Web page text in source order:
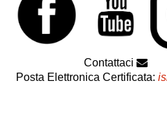
Contattaci
Posta Elettronica Certificata: